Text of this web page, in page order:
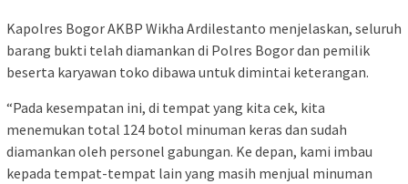
Kapolres Bogor AKBP Wikha Ardilestanto menjelaskan, seluruh
barang bukti telah diamankan di Polres Bogor dan pemilik
beserta karyawan toko dibawa untuk dimintai keterangan.
“Pada kesempatan ini, di tempat yang kita cek, kita
menemukan total 124 botol minuman keras dan sudah
diamankan oleh personel gabungan. Ke depan, kami imbau
kepada tempat-tempat lain yang masih menjual minuman